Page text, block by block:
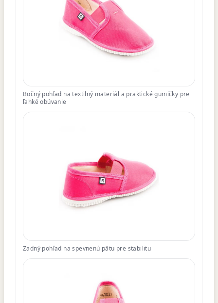
Bočný pohľad na textilný materiál a praktické gumičky pre
ľahké obúvanie
Zadný pohľad na spevnenú pätu pre stabilitu